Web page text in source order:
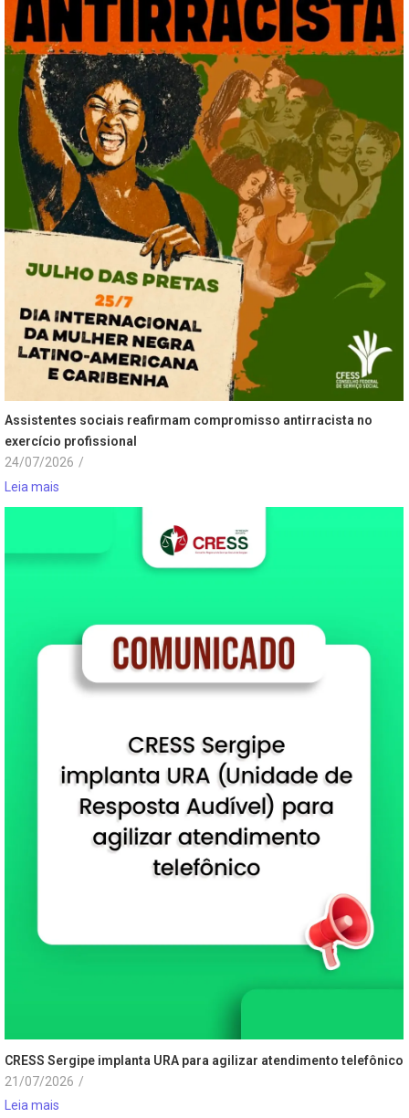
Assistentes sociais reafirmam compromisso antirracista no
exercício profissional
24/07/2026 /
Leia mais
CRESS Sergipe implanta URA para agilizar atendimento telefônico
21/07/2026 /
Leia mais